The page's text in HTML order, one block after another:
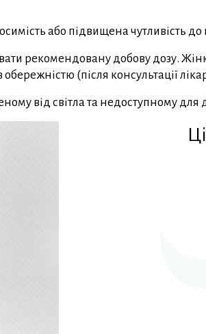
або підвищена чутливість до
рекомендовану добову дозу.
(після консультації
від світла та недоступному для